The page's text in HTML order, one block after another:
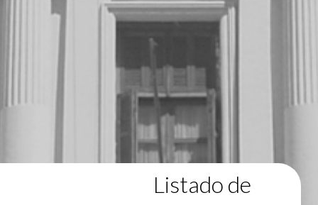
Listado de